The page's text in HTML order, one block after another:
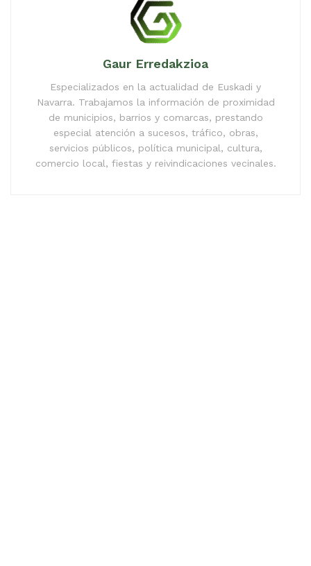
Gaur Erredakzioa
Especializados en la actualidad de Euskadi y
Navarra. Trabajamos la información de proximidad
de municipios, barrios y comarcas, prestando
especial atención a sucesos, tráfico, obras,
servicios públicos, política municipal, cultura,
comercio local, fiestas y reivindicaciones vecinales.